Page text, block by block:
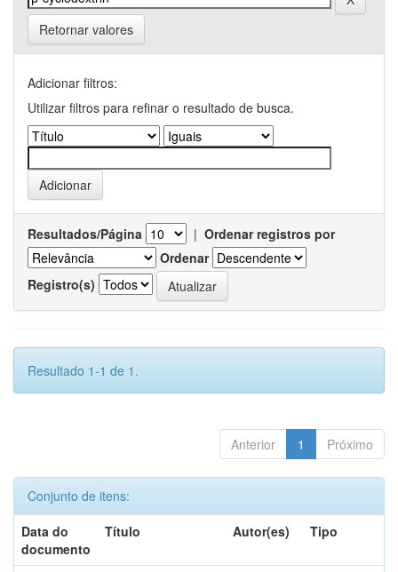
Retornar valores
Adicionar filtros:
Utilizar filtros para refinar o resultado de busca.
Resultados/Página | Ordenar registros por
Ordenar
Registro(s)
Resultado 1-1 de 1.
Anterior 1 Próximo
Conjunto de itens:
Data do
documento
Título Autor(es) Tipo